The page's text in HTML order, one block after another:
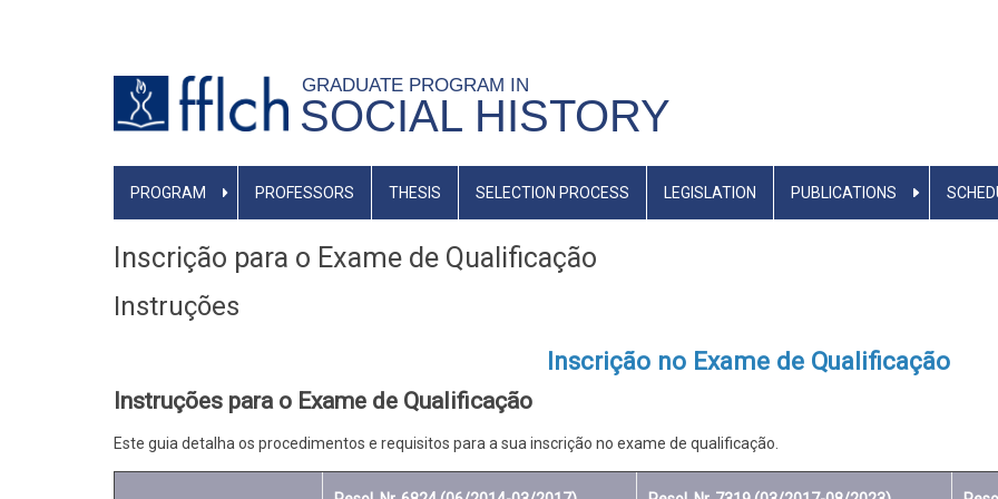
GRADUATE PROGRAM IN
SOCIAL HISTORY
MAIN
BR
PROGRAM PROFESSORS THESIS SELECTION PROCESS LEGISLATION PUBLICATIONS
Inscrição para o Exame de Qualificação
Instruções
Inscrição no Exame de Qualificação
Instruções para o Exame de Qualificação
Este guia detalha os procedimentos e requisitos para a sua inscrição no exame de qualificação.